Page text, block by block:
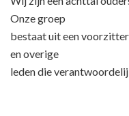
Onze groep
bestaat uit een
en overige
leden die